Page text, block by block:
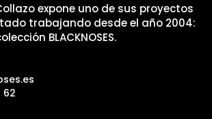
expone uno de sus proyectos
trabajando desde el año 2004:
BLACKNOSES.
62